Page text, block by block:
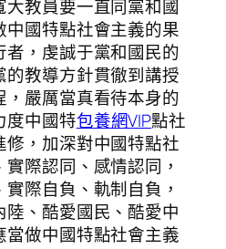
教員要一直同黨和國
中國特點社會主義的果
，虔誠于黨和國民的
教導方針貫徹到講授
嚴厲當真看待本身的
度中國特包養網VIP點社
，加深對中國特點社
際認同、感情認同，
際自負、軌制自負，
、酷愛國民、酷愛中
做中國特點社會主義